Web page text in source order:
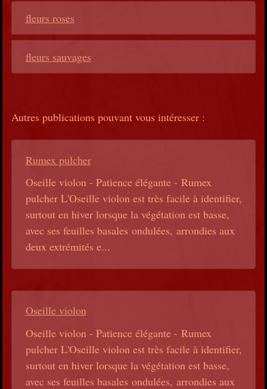
fleurs roses
fleurs sauvages
Autres publications pouvant vous intéresser :
Rumex pulcher
Oseille violon - Patience élégante - Rumex
pulcher L'Oseille violon est très facile à identifier,
surtout en hiver lorsque la végétation est basse,
avec ses feuilles basales ondulées, arrondies aux
deux extrémités e...
Oseille violon
Oseille violon - Patience élégante - Rumex
pulcher L'Oseille violon est très facile à identifier,
surtout en hiver lorsque la végétation est basse,
avec ses feuilles basales ondulées, arrondies aux